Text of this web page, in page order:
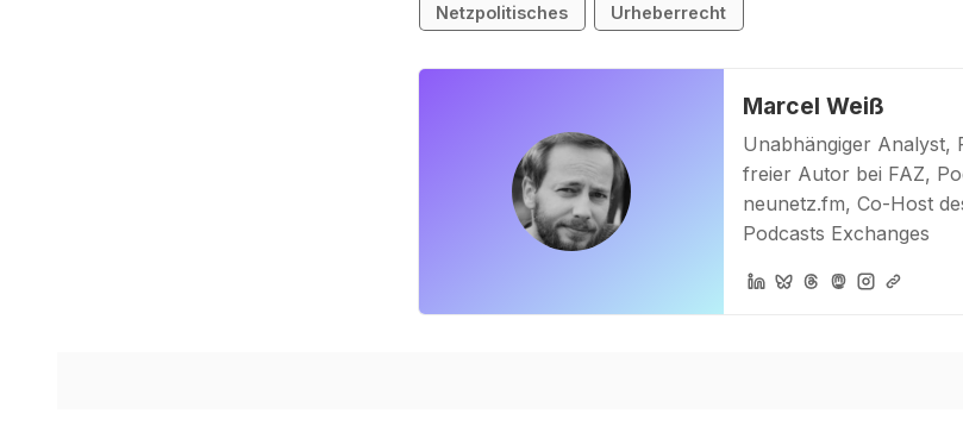
Netzpolitisches Urheberrecht
Marcel Weiß
Unabhängiger Analyst,
freier Autor bei FAZ,
neunetz.fm, Co-Host
Podcasts Exchanges